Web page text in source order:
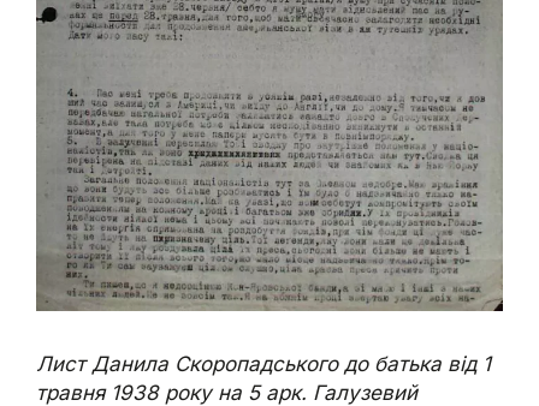
Лист Данила Скоропадського до батька від 1
травня 1938 року на 5 арк. Галузевий